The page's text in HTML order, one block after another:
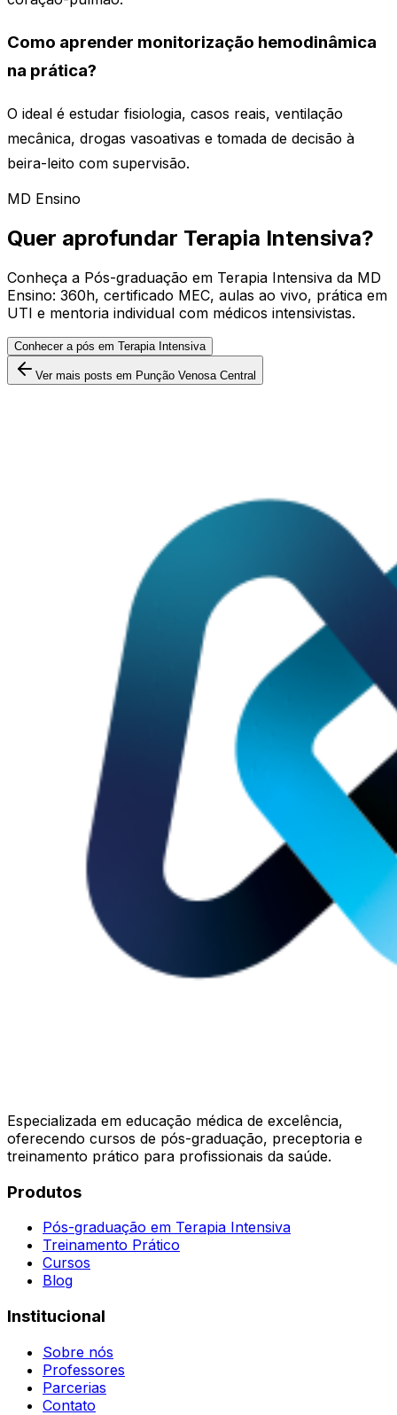
Como aprender monitorização hemodinâmica
na prática?
O ideal é estudar fisiologia, casos reais, ventilação
mecânica, drogas vasoativas e tomada de decisão à
beira-leito com supervisão.
MD Ensino
Quer aprofundar Terapia Intensiva?
Conheça a Pós-graduação em Terapia Intensiva da MD
Ensino: 360h, certificado MEC, aulas ao vivo, prática em
UTI e mentoria individual com médicos intensivistas.
Conhecer a pós em Terapia Intensiva
Ver mais posts em Punção Venosa Central
Especializada em educação médica de excelência,
oferecendo cursos de pós-graduação, preceptoria e
treinamento prático para profissionais da saúde.
Produtos
Pós-graduação em Terapia Intensiva
Treinamento Prático
Cursos
Blog
Institucional
Sobre nós
Professores
Parcerias
Contato